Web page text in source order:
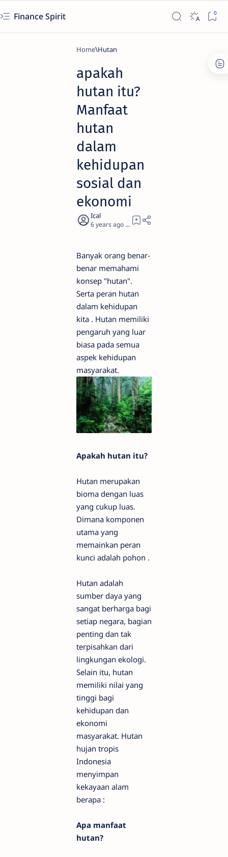
Finance Spirit
Home Hutan
apakah
hutan itu?
Manfaat
hutan
dalam
kehidupan
sosial dan
ekonomi
6 years ago 4
Banyak orang benar-
benar memahami
konsep "hutan".
Serta peran hutan
dalam kehidupan
kita . Hutan memiliki
pengaruh yang luar
biasa pada semua
aspek kehidupan
masyarakat.
Apakah hutan itu?
Hutan merupakan
bioma dengan luas
yang cukup luas.
Dimana komponen
utama yang
memainkan peran
kunci adalah pohon .
Hutan adalah
sumber daya yang
sangat berharga bagi
setiap negara, bagian
penting dan tak
terpisahkan dari
lingkungan ekologi.
Selain itu, hutan
memiliki nilai yang
tinggi bagi
kehidupan dan
ekonomi
masyarakat. Hutan
hujan tropis
Indonesia
menyimpan
kekayaan alam
berapa :
Apa manfaat
hutan?